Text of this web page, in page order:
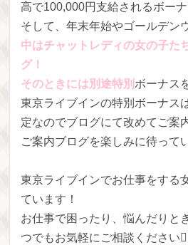
高で100,000円支給されるボー
そして、年末年始やゴールデン
中はチャットレディの女の子た
グ！
そのときには別途特別 ボーナス
東京ライブインの特別ボーナス
定なのでブログにて改めてご案
ご案内ブログを楽しみに待って
東京ライブインでお仕事をする
ています！
お仕事で困ったり、悩んだりと
つでもお気軽にご相談ください